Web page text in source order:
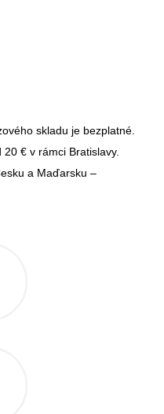
skladu je bezplatné.
€ v rámci Bratislavy.
a Maďarsku –